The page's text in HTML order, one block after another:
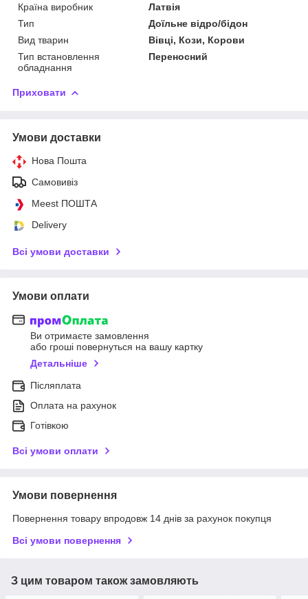
Країна виробник
Латвія
Тип
Доїльне відро/бідон
Вид тварин
Вівці, Кози, Корови
Тип встановлення
обладнання
Переносний
Приховати
Умови доставки
Нова Пошта
Самовивіз
Meest ПОШТА
Delivery
Всі умови доставки
Умови оплати
Ви отримаєте замовлення
або гроші повернуться на вашу картку
Детальніше
Післяплата
Оплата на рахунок
Готівкою
Всі умови оплати
Умови повернення
Повернення товару впродовж 14 днів за рахунок покупця
Всі умови повернення
З цим товаром також замовляють